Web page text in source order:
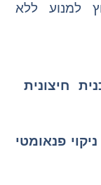
למנוע ללא
מכנית חיצונית
ניקוי פנאומטי